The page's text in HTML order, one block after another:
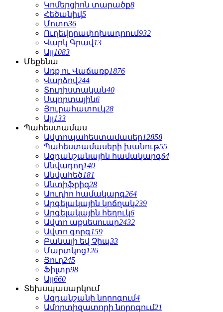
Կոմերցիոն տարածք8
Հեծանիվ5
Մոտո36
Ուղեվորափոխադրում932
Վարկ Գրավ 13
Այլ1083
Մեքենա
Առք ու Վաճառք1876
Վարձով244
Տուրիստական40
Սպորտային6
Յուրահատուկ28
Այլ133
Պահեստամաս
Ավտոպահեստամասեր12858
Պահեստամասերի խանութ55
Ազդանշանային համակարգ64
Անվադող140
Անվահեծ181
Անտիֆրիզ28
Աուդիո համակարգ264
Արգելակային կոճղակ239
Արգելակային հեղուկ6
Ավտո աքսեսուար2432
Ավտո գորգ159
Բանալի եվ Չիպ33
Մարտկոց126
Յուղ245
Ֆիլտր98
Այլ660
Տեխսպասարկում
Ազդանշանի նորոգում4
Ամորտիզատորի նորոգում21